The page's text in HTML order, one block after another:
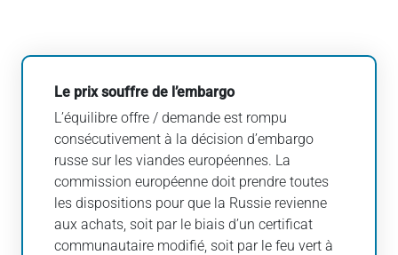
Le prix souffre de l’embargo
L’équilibre offre / demande est rompu
consécutivement à la décision d’embargo
russe sur les viandes européennes. La
commission européenne doit prendre toutes
les dispositions pour que la Russie revienne
aux achats, soit par le biais d’un certificat
communautaire modifié, soit par le feu vert à